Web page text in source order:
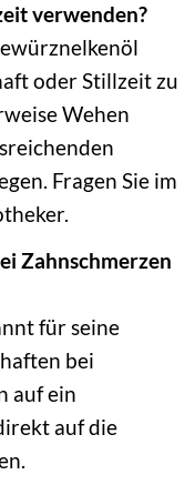
verwenden?
oder Stillzeit zu
Wehen
Fragen Sie im
Zahnschmerzen
für seine
bei
auf ein
auf die